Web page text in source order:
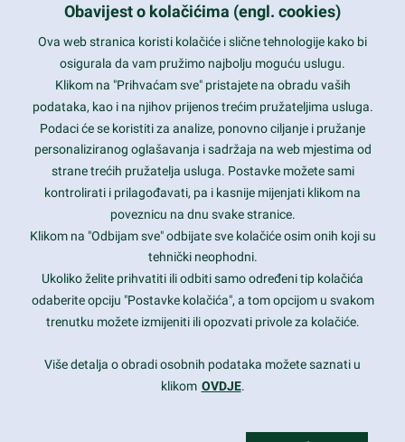
Latest trends and much more...
Contact Info
1600 Amphitheatre Parkway, Mountain View, CA 94043
prothemes.net@gmail.com
Daily: 9:00 am - 6:00 pm
Sunday: Closed
Copyright 2017FRESHFACE© All Rights Reserved
Obavijest o kolačićima (engl. cookies)
Ova web stranica koristi kolačiće i slične tehnologije kako bi
osigurala da vam pružimo najbolju moguću uslugu.
Klikom na "Prihvaćam sve" pristajete na obradu vaših
podataka, kao i na njihov prijenos trećim pružateljima usluga.
Podaci će se koristiti za analize, ponovno ciljanje i pružanje
personaliziranog oglašavanja i sadržaja na web mjestima od
strane trećih pružatelja usluga. Postavke možete sami
kontrolirati i prilagođavati, pa i kasnije mijenjati klikom na
poveznicu na dnu svake stranice.
Klikom na "Odbijam sve" odbijate sve kolačiće osim onih koji su
tehnički neophodni.
Ukoliko želite prihvatiti ili odbiti samo određeni tip kolačića
odaberite opciju "Postavke kolačića", a tom opcijom u svakom
trenutku možete izmijeniti ili opozvati privole za kolačiće.
Više detalja o obradi osobnih podataka možete saznati u
klikom OVDJE.